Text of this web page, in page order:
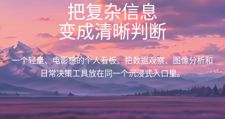
把复杂信息
变成清晰判断
一个轻量、电影感的个人看板。把数据观察、图像分析和
日常决策工具放在同一个沉浸式入口里。